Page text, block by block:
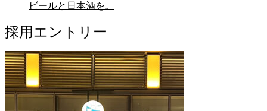
ビールと日本酒を。
採用エントリー